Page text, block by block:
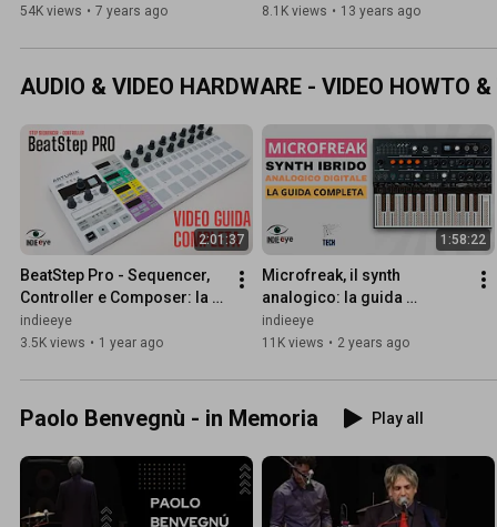
54K views • 7 years ago
Musica 2012
8.1K views • 13 years ago
AUDIO & VIDEO HARDWARE - VIDEO HOWTO
2:01:37
BeatStep Pro - Sequencer,
Controller e Composer: la
video guida completa
indieeye
3.5K views • 1 year ago
1:58:22
Microfreak, il synth
analogico: la guida
completa in italiano
indieeye
11K views • 2 years ago
Paolo Benvegnù - in Memoria Play all